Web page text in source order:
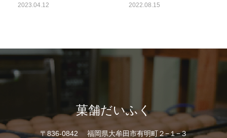
2023.04.12 2022.08.15
菓舗だいふく
〒836-0842 福岡県大牟田市有明町２−１−３